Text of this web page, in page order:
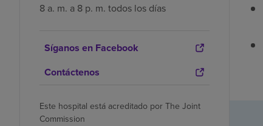
8 a. m. a 8 p. m. todos los días
Síganos en Facebook
Contáctenos
Este hospital está acreditado por The Joint
Commission